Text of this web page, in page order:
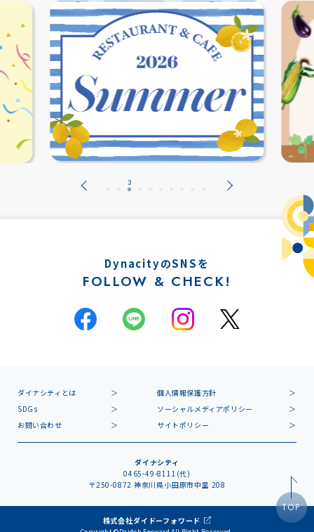
DynacityのSNSを
FOLLOW & CHECK!
ダイナシティとは
個人情報保護方針
SDGs
ソーシャルメディアポリシー
お問い合わせ
サイトポリシー
ダイナシティ
0465-49-8111(代)
〒250-0872 神奈川県小田原市中里 208
TOP
株式会社ダイドーフォワード